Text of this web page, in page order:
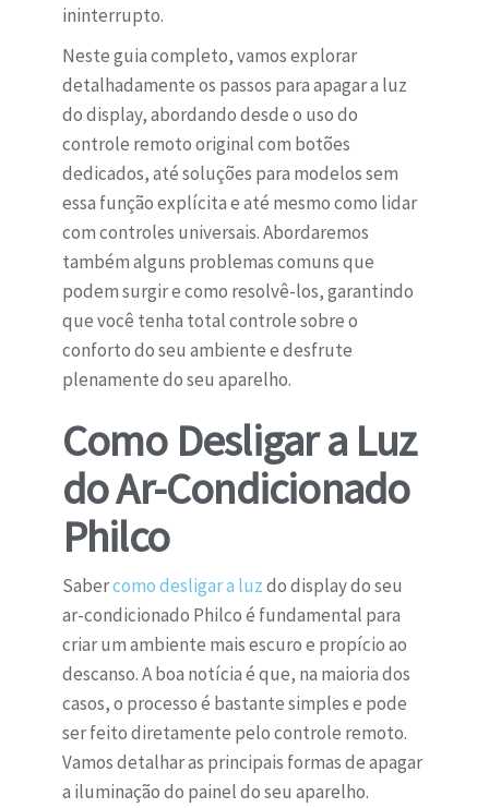
ininterrupto.
Neste guia completo, vamos explorar
detalhadamente os passos para apagar a luz
do display, abordando desde o uso do
controle remoto original com botões
dedicados, até soluções para modelos sem
essa função explícita e até mesmo como lidar
com controles universais. Abordaremos
também alguns problemas comuns que
podem surgir e como resolvê-los, garantindo
que você tenha total controle sobre o
conforto do seu ambiente e desfrute
plenamente do seu aparelho.
Como Desligar a Luz
do Ar-Condicionado
Philco
Sabercomo desligar a luzdo display do seu
ar-condicionado Philco é fundamental para
criar um ambiente mais escuro e propício ao
descanso. A boa notícia é que, na maioria dos
casos, o processo é bastante simples e pode
ser feito diretamente pelo controle remoto.
Vamos detalhar as principais formas de apagar
a iluminação do painel do seu aparelho.